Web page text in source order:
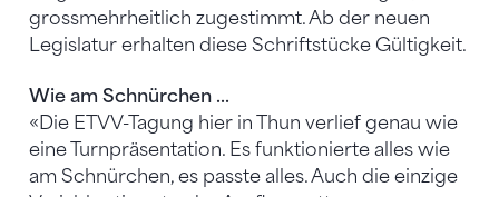
grossmehrheitlich zugestimmt. Ab der neuen
Legislatur erhalten diese Schriftstücke Gültigkeit.
Wie am Schnürchen ...
«Die ETVV-Tagung hier in Thun verlief genau wie
eine Turnpräsentation. Es funktionierte alles wie
am Schnürchen, es passte alles. Auch die einzige